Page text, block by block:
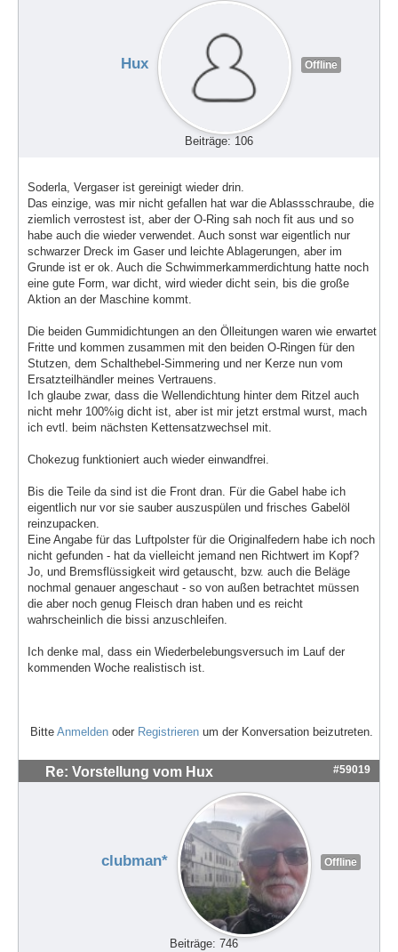
Hux Offline
Beiträge: 106
Soderla, Vergaser ist gereinigt wieder drin.
Das einzige, was mir nicht gefallen hat war die Ablassschraube, die
ziemlich verrostest ist, aber der O-Ring sah noch fit aus und so
habe auch die wieder verwendet. Auch sonst war eigentlich nur
schwarzer Dreck im Gaser und leichte Ablagerungen, aber im
Grunde ist er ok. Auch die Schwimmerkammerdichtung hatte noch
eine gute Form, war dicht, wird wieder dicht sein, bis die große
Aktion an der Maschine kommt.
Die beiden Gummidichtungen an den Ölleitungen waren wie erwartet
Fritte und kommen zusammen mit den beiden O-Ringen für den
Stutzen, dem Schalthebel-Simmering und ner Kerze nun vom
Ersatzteilhändler meines Vertrauens.
Ich glaube zwar, dass die Wellendichtung hinter dem Ritzel auch
nicht mehr 100%ig dicht ist, aber ist mir jetzt erstmal wurst, mach
ich evtl. beim nächsten Kettensatzwechsel mit.
Chokezug funktioniert auch wieder einwandfrei.
Bis die Teile da sind ist die Front dran. Für die Gabel habe ich
eigentlich nur vor sie sauber auszuspülen und frisches Gabelöl
reinzupacken.
Eine Angabe für das Luftpolster für die Originalfedern habe ich noch
nicht gefunden - hat da vielleicht jemand nen Richtwert im Kopf?
Jo, und Bremsflüssigkeit wird getauscht, bzw. auch die Beläge
nochmal genauer angeschaut - so von außen betrachtet müssen
die aber noch genug Fleisch dran haben und es reicht
wahrscheinlich die bissi anzuschleifen.
Ich denke mal, dass ein Wiederbelebungsversuch im Lauf der
kommenden Woche realistisch ist.
Bitte Anmelden oder Registrieren um der Konversation beizutreten.
Re: Vorstellung vom Hux #59019
clubman* Offline
Beiträge: 746